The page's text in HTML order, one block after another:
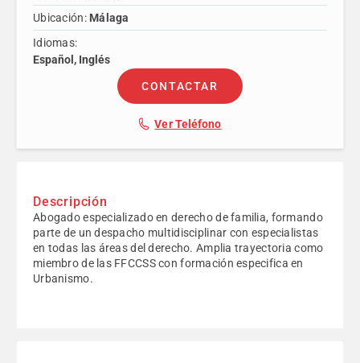
Ubicación: Málaga
Idiomas:
Español, Inglés
CONTACTAR
Ver Teléfono
Descripción
Abogado especializado en derecho de familia, formando
parte de un despacho multidisciplinar con especialistas
en todas las áreas del derecho. Amplia trayectoria como
miembro de las FFCCSS con formación especifica en
Urbanismo.